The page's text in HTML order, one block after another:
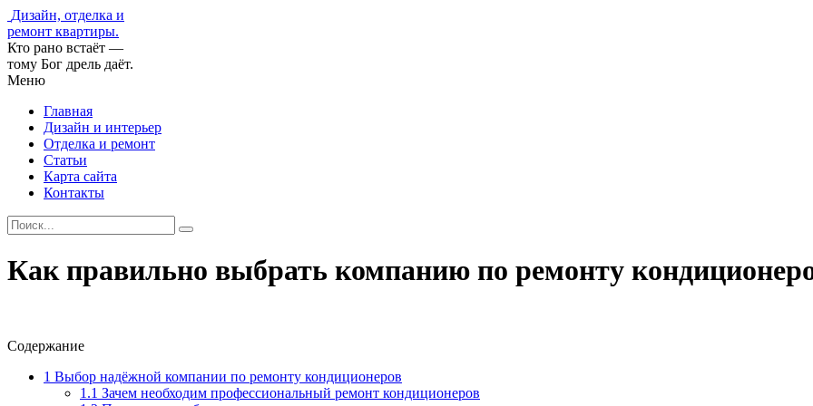
Дизайн, отделка и
ремонт квартиры.
Кто рано встаёт —
тому Бог дрель даёт.
Меню
Главная
Дизайн и интерьер
Отделка и ремонт
Статьи
Карта сайта
Контакты
Как правильно выбрать компанию по ремонту
Содержание
1 Выбор надёжной компании по ремонту кондиционеров
1.1 Зачем необходим профессиональный ремонт кондиционеров